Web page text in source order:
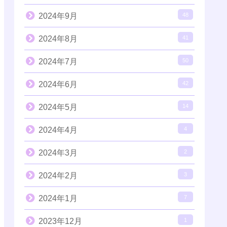
2024年9月 48
2024年8月 41
2024年7月 50
2024年6月 42
2024年5月 14
2024年4月 4
2024年3月 2
2024年2月 3
2024年1月 7
2023年12月 1